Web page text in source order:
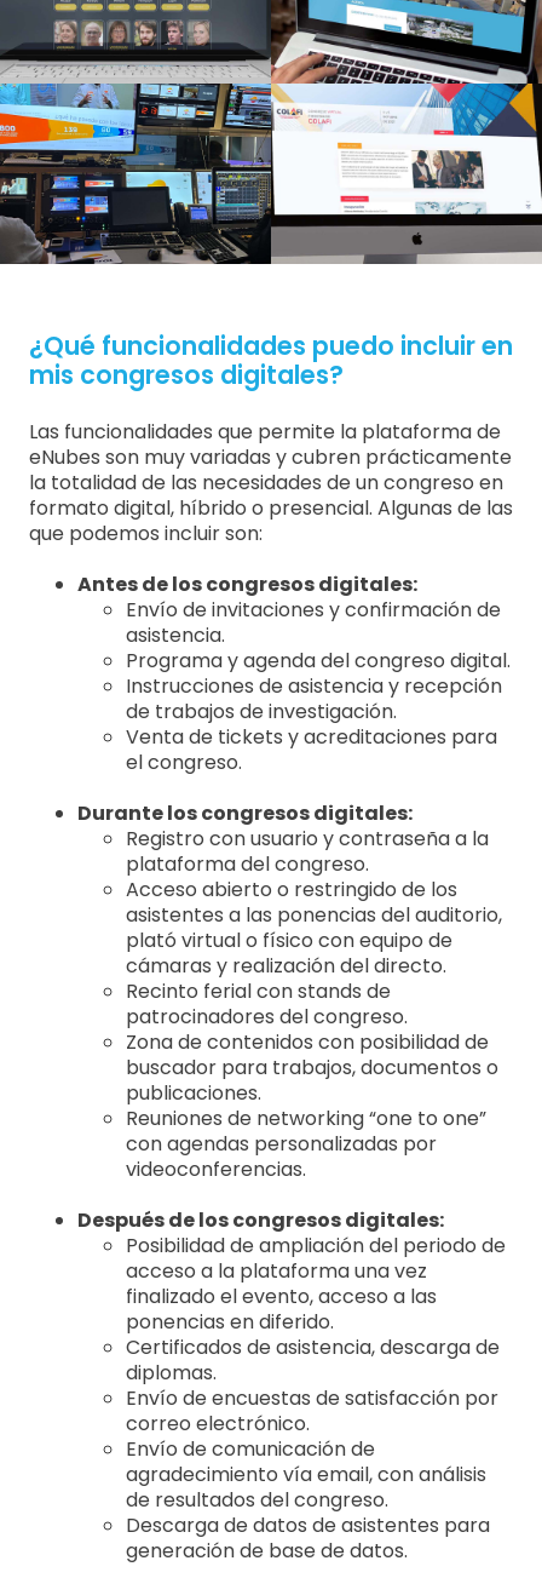
¿Qué funcionalidades puedo incluir en
mis congresos digitales?
Las funcionalidades que permite la plataforma de
eNubes son muy variadas y cubren prácticamente
la totalidad de las necesidades de un congreso en
formato digital, híbrido o presencial. Algunas de las
que podemos incluir son:
Antes de los congresos digitales:
Envío de invitaciones y confirmación de
asistencia.
Programa y agenda del congreso digital.
Instrucciones de asistencia y recepción
de trabajos de investigación.
Venta de tickets y acreditaciones para
el congreso.
Durante los congresos digitales:
Registro con usuario y contraseña a la
plataforma del congreso.
Acceso abierto o restringido de los
asistentes a las ponencias del auditorio,
plató virtual o físico con equipo de
cámaras y realización del directo.
Recinto ferial con stands de
patrocinadores del congreso.
Zona de contenidos con posibilidad de
buscador para trabajos, documentos o
publicaciones.
Reuniones de networking “one to one”
con agendas personalizadas por
videoconferencias.
Después de los congresos digitales:
Posibilidad de ampliación del periodo de
acceso a la plataforma una vez
finalizado el evento, acceso a las
ponencias en diferido.
Certificados de asistencia, descarga de
diplomas.
Envío de encuestas de satisfacción por
correo electrónico.
Envío de comunicación de
agradecimiento vía email, con análisis
de resultados del congreso.
Descarga de datos de asistentes para
generación de base de datos.